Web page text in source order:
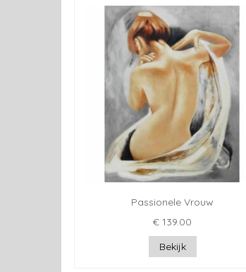
Passionele Vrouw
€ 139.00
Bekijk